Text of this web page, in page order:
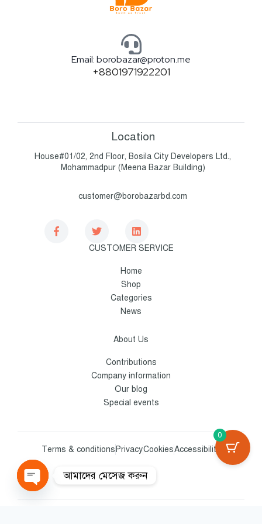
Email: borobazar@proton.me
+8801971922201
Location
House#01/02, 2nd Floor, Bosila City Developers Ltd.,
Mohammadpur (Meena Bazar Building)
customer@borobazarbd.com
CUSTOMER SERVICE
Home
Shop
Categories
News
About Us
Contributions
Company information
Our blog
Special events
Terms & conditions PrivacyCookiesAccessibility
0
আমাদের মেসেজ করুন